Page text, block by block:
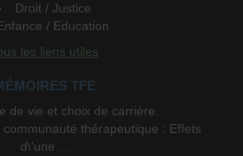
Droit / Justice
/ Education
les liens utiles
TFE
de vie et choix de carrière.
thérapeutique : Effets
d\'une ...